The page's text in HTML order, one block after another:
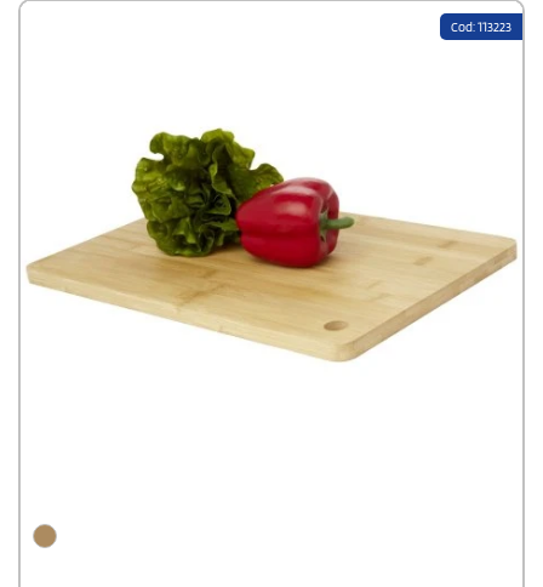
Cod: 113223